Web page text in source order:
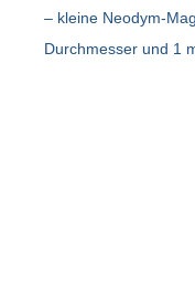
– kleine Neodym-
Durchmesser und 1